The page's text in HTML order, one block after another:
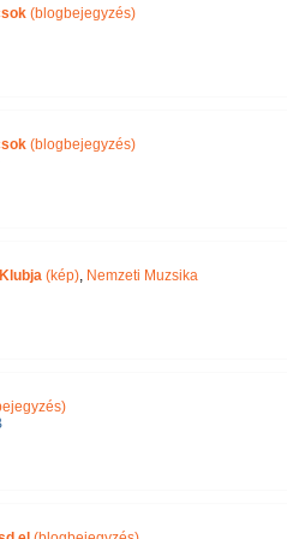
(blogbejegyzés)
(blogbejegyzés)
(kép), Nemzeti Muzsika